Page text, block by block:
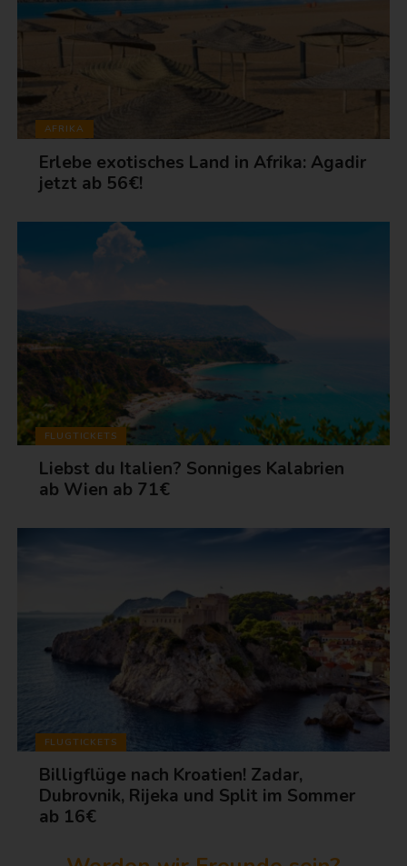
AFRIKA
Erlebe exotisches Land in Afrika: Agadir
jetzt ab 56€!
FLUGTICKETS
Liebst du Italien? Sonniges Kalabrien
ab Wien ab 71€
FLUGTICKETS
Billigflüge nach Kroatien! Zadar,
Dubrovnik, Rijeka und Split im Sommer
ab 16€